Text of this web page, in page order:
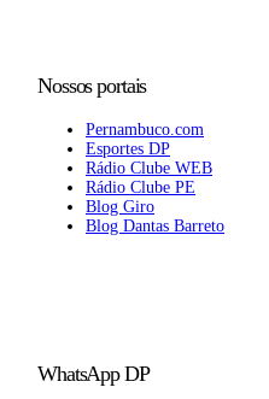
Nossos portais
Pernambuco.com
Esportes DP
Rádio Clube WEB
Rádio Clube PE
Blog Giro
Blog Dantas Barreto
WhatsApp DP